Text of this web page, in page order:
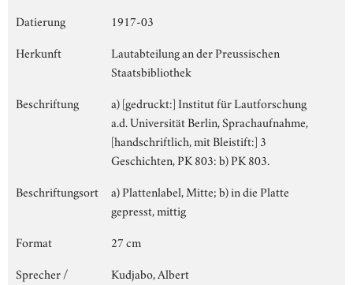
Datierung
1917-03
Herkunft
Lautabteilung an der Preussischen
Staatsbibliothek
Beschriftung
a) [gedruckt:] Institut für Lautforschung
a.d. Universität Berlin, Sprachaufnahme,
[handschriftlich, mit Bleistift:] 3
Geschichten, PK 803: b) PK 803.
Beschriftungsort
a) Plattenlabel, Mitte; b) in die Platte
gepresst, mittig
Format
27 cm
Sprecher /
Kudjabo, Albert